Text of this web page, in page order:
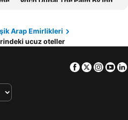
Holiday Inn Express Dubai - Jumeirah By Ihg
LEGOLAND Hotel Dubai
Crowne Plaza Dubai Marina By Ihg
Arap Emirlikleri
ucuz oteller
Facebook
Twitter